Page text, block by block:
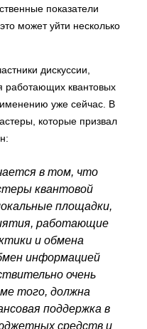
показатели
может уйти несколько
дискуссии,
работающих квантовых
уже сейчас. В
которые призвал
в том, что
квантовой
площадки,
работающие
и обмена
информацией
очень
того, должна
поддержка в
средств и